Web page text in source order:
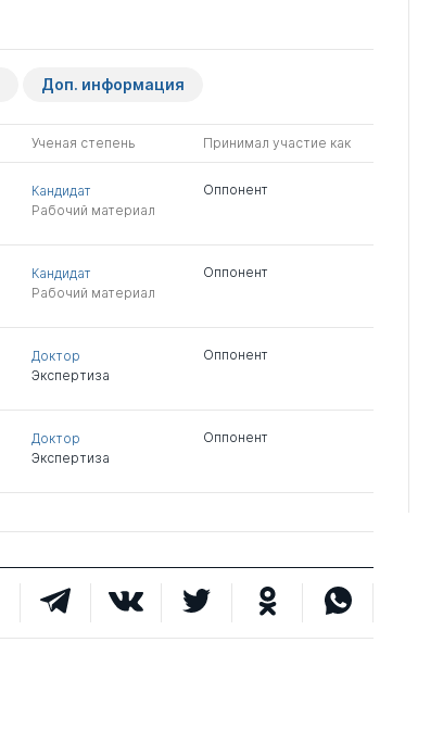
Доп. информация
Ученая степень Принимал участие как
Кандидат
Рабочий материал
Оппонент
Кандидат
Рабочий материал
Оппонент
Доктор
Экспертиза
Оппонент
Доктор
Экспертиза
Оппонент